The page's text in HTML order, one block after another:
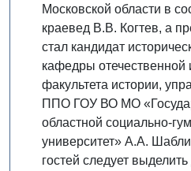
Московской области в
краевед В.В. Когтев, а
стал кандидат
кафедры отечественной
факультета истории,
ППО ГОУ ВО МО
областной социально-
университет» А.А.
гостей следует